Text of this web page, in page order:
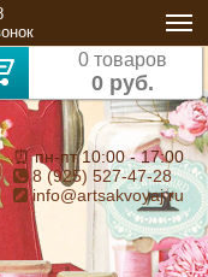
0 товаров
0 руб.
⏰ пн-пт 10:00 - 17:00
8 (925) 527-47-28
info@artsakvoyaj.ru